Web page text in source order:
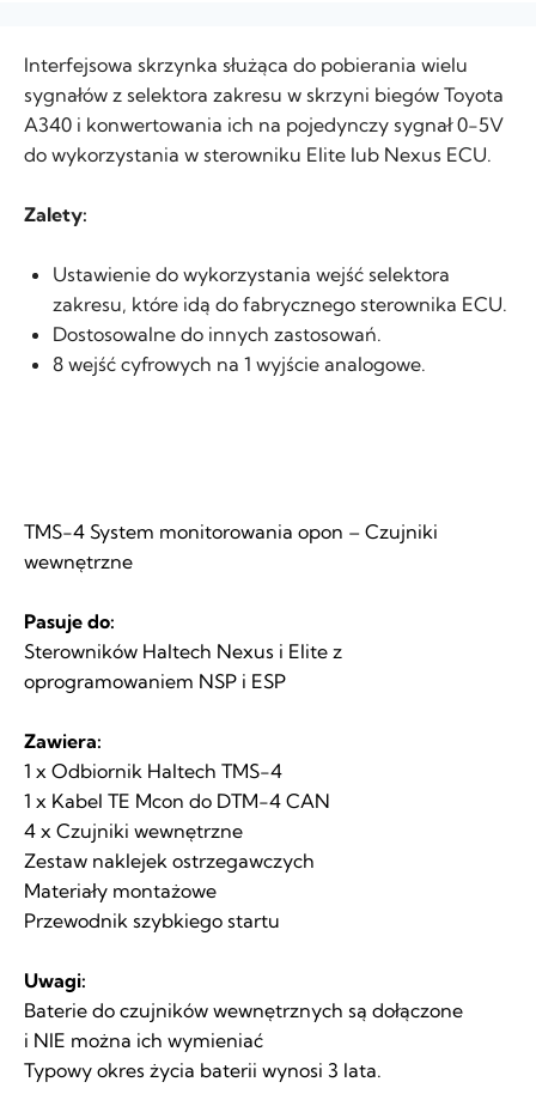
Interfejsowa skrzynka służąca do pobierania wielu
sygnałów z selektora zakresu w skrzyni biegów Toyota
A340 i konwertowania ich na pojedynczy sygnał 0-5V
do wykorzystania w sterowniku Elite lub Nexus ECU.
Zalety:
Ustawienie do wykorzystania wejść selektora
zakresu, które idą do fabrycznego sterownika ECU.
Dostosowalne do innych zastosowań.
8 wejść cyfrowych na 1 wyjście analogowe.
TMS-4 System monitorowania opon – Czujniki
wewnętrzne
Pasuje do:
Sterowników Haltech Nexus i Elite z
oprogramowaniem NSP i ESP
Zawiera:
1 x Odbiornik Haltech TMS-4
1 x Kabel TE Mcon do DTM-4 CAN
4 x Czujniki wewnętrzne
Zestaw naklejek ostrzegawczych
Materiały montażowe
Przewodnik szybkiego startu
Uwagi:
Baterie do czujników wewnętrznych są dołączone
i NIE można ich wymieniać
Typowy okres życia baterii wynosi 3 lata.